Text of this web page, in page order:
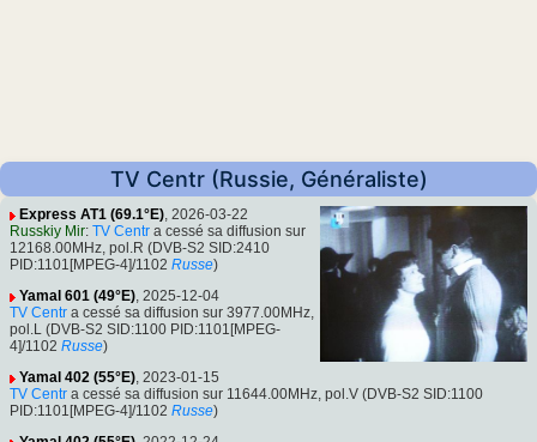
TV Centr (Russie, Généraliste)
Express AT1 (69.1°E), 2026-03-22
Russkiy Mir: TV Centr a cessé sa diffusion sur
12168.00MHz, pol.R (DVB-S2 SID:2410
PID:1101[MPEG-4]/1102 Russe)
Yamal 601 (49°E), 2025-12-04
TV Centr a cessé sa diffusion sur 3977.00MHz,
pol.L (DVB-S2 SID:1100 PID:1101[MPEG-
4]/1102 Russe)
Yamal 402 (55°E), 2023-01-15
TV Centr a cessé sa diffusion sur 11644.00MHz, pol.V (DVB-S2 SID:1100
PID:1101[MPEG-4]/1102 Russe)